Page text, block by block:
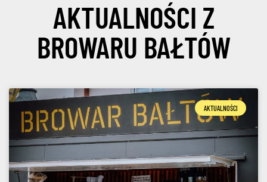
AKTUALNOŚCI Z
BROWARU BAŁTÓW
AKTUALNOŚCI